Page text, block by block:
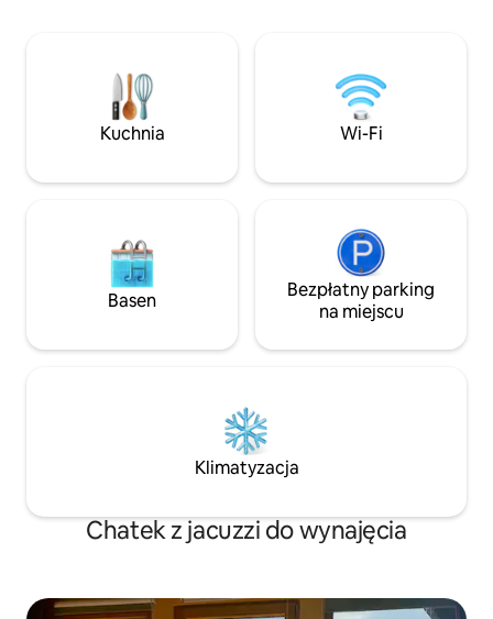
terenie mojego organicznego miodu
pszczelarskiego K(r)asser znajduje się
kilka kolonii pszczół, co również
umożliwia obserwowanie pracy!
Kuchnia Wi-Fi
Basen
Bezpłatny parking
na miejscu
Klimatyzacja
Chatek z jacuzzi do wynajęcia